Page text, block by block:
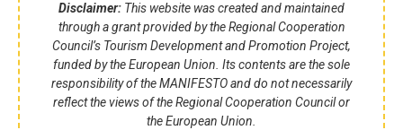
Disclaimer: This website was created and maintained
through a grant provided by the Regional Cooperation
Council’s Tourism Development and Promotion Project,
funded by the European Union. Its contents are the sole
responsibility of the MANIFESTO and do not necessarily
reflect the views of the Regional Cooperation Council or
the European Union.